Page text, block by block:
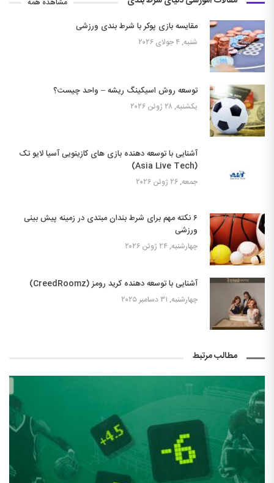
مشاهده همه
مقایسه بازی پوکر با شرط بندی ورزشی
شنبه, ۴ جولای ۲۰۲۶
توسعه روش اسیکینگ ریشه – واحد چیست؟
یکشنبه, ۲۸ ژوئن ۲۰۲۶
آشنایی با توسعه دهنده بازی های کازینویی آسیا لایو تک
(Asia Live Tech)
جمعه, ۲۶ ژوئن ۲۰۲۶
۶ نکته مهم برای شرط بندان مبتدی در زمینه پیش بینی
ورزشی
چهارشنبه, ۲۴ ژوئن ۲۰۲۶
آشنایی با توسعه دهنده کرید رومز (CreedRoomz)
چهارشنبه, ۳۱ دسامبر ۲۰۲۵
مطالب مرتبط